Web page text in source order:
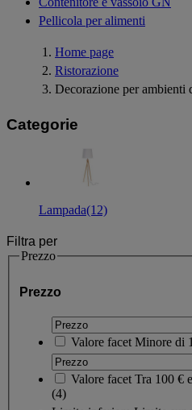
Pellicola per alimenti
Home page
Ristorazione
Decorazione per ambienti
Categorie
Lampada(12)
Filtra per
Prezzo
Prezzo
Valore facet Minore di
Valore facet Tra 100 €
(4)